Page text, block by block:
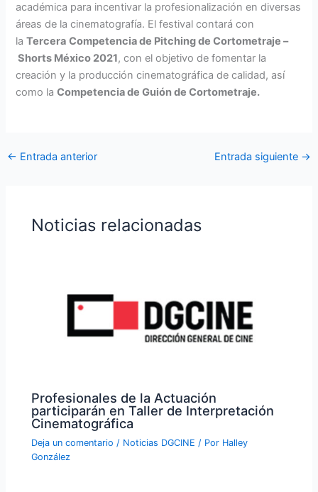
académica para incentivar la profesionalización en diversas
áreas de la cinematografía. El festival contará con
laTercera Competencia de Pitching de Cortometraje –
Shorts México 2021, con el objetivo de fomentar la
creación y la producción cinematográfica de calidad, así
como laCompetencia de Guión de Cortometraje.
← Entrada anterior Entrada siguiente →
Noticias relacionadas
Profesionales de la Actuación
participarán en Taller de Interpretación
Cinematográfica
Deja un comentario / Noticias DGCINE / Por Halley
González